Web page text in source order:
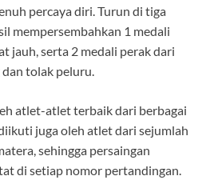
percaya diri. Turun di tiga
mempersembahkan 1 medali
jauh, serta 2 medali perak dari
tolak peluru.
atlet-atlet terbaik dari berbagai
juga oleh atlet dari sejumlah
sehingga persaingan
di setiap nomor pertandingan.